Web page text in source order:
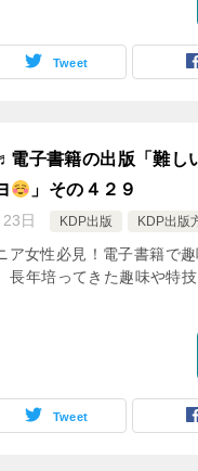
Tweet
子書籍の出版「難し
」その４２９
日 KDP出版 KDP出版
ア女性必見！電子書籍で
培ってきた趣味や特技
Tweet